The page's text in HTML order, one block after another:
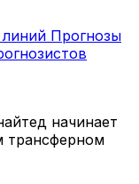
Прогнозы
начинает
трансферном